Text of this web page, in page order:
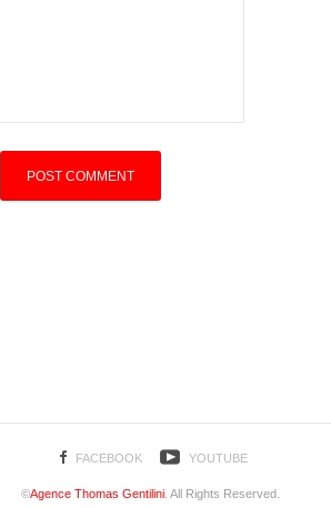
FACEBOOK YOUTUBE
©Agence Thomas Gentilini. All Rights Reserved.